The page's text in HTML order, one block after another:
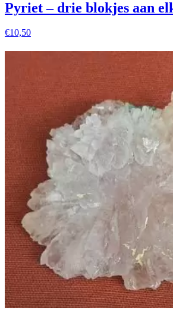
Pyriet – drie blokjes aan
€10,50